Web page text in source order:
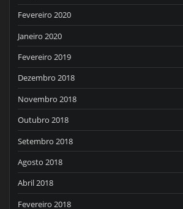
Fevereiro 2020
Janeiro 2020
Fevereiro 2019
Dezembro 2018
Novembro 2018
Outubro 2018
Setembro 2018
Agosto 2018
Abril 2018
Fevereiro 2018